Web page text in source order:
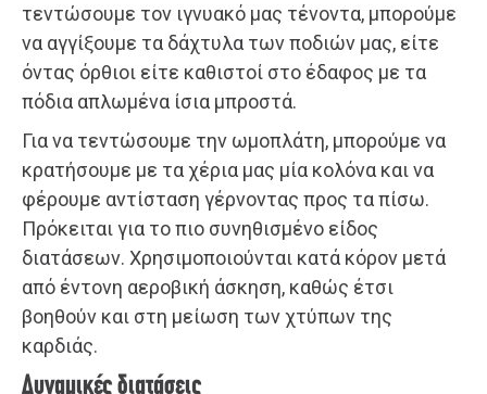
τεντώσουμε τον ιγνυακό μας τένοντα, μπορούμε
να αγγίξουμε τα δάχτυλα των ποδιών μας, είτε
όντας όρθιοι είτε καθιστοί στο έδαφος με τα
πόδια απλωμένα ίσια μπροστά.
Για να τεντώσουμε την ωμοπλάτη, μπορούμε να
κρατήσουμε με τα χέρια μας μία κολόνα και να
φέρουμε αντίσταση γέρνοντας προς τα πίσω.
Πρόκειται για το πιο συνηθισμένο είδος
διατάσεων. Χρησιμοποιούνται κατά κόρον μετά
από έντονη αεροβική άσκηση, καθώς έτσι
βοηθούν και στη μείωση των χτύπων της
καρδιάς.
Δυναμικές διατάσεις